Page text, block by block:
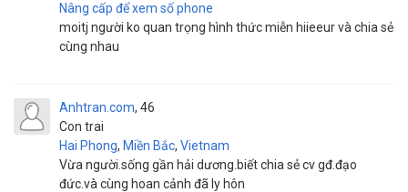
Nâng cấp để xem số phone
moitj người ko quan trọng hình thức miễn hiieeur và chia sẻ
cùng nhau
Anhtran.com
Con trai
46
Hai Phong, Miền Bắc, Vietnam
Vừa người.sống gần hải dương.biết chia sẻ cv gđ.đạo
đức.và cùng hoan cảnh đã ly hôn